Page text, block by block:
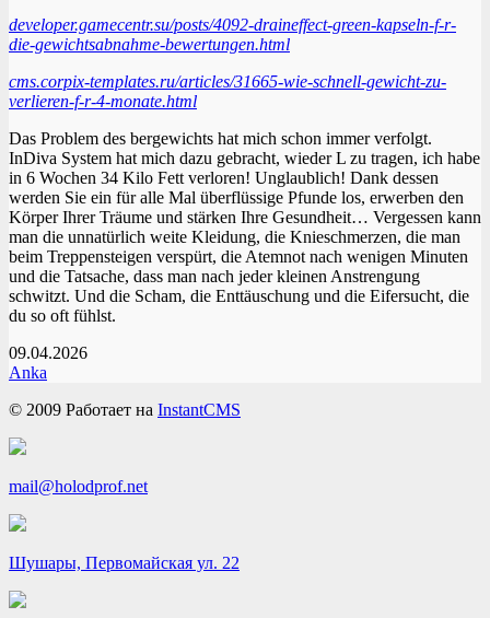
developer.gamecentr.su/posts/4092-draineffect-green-kapseln-f-r-
die-gewichtsabnahme-bewertungen.html
cms.corpix-templates.ru/articles/31665-wie-schnell-gewicht-zu-
verlieren-f-r-4-monate.html
Das Problem des bergewichts hat mich schon immer verfolgt.
InDiva System hat mich dazu gebracht, wieder L zu tragen, ich habe
in 6 Wochen 34 Kilo Fett verloren! Unglaublich! Dank dessen
werden Sie ein für alle Mal überflüssige Pfunde los, erwerben den
Körper Ihrer Träume und stärken Ihre Gesundheit… Vergessen kann
man die unnatürlich weite Kleidung, die Knieschmerzen, die man
beim Treppensteigen verspürt, die Atemnot nach wenigen Minuten
und die Tatsache, dass man nach jeder kleinen Anstrengung
schwitzt. Und die Scham, die Enttäuschung und die Eifersucht, die
du so oft fühlst.
09.04.2026
Anka
© 2009 Работает на InstantCMS
mail@holodprof.net
Шушары, Первомайская ул. 22